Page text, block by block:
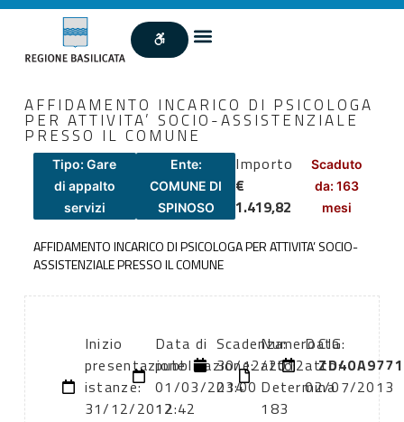
AFFIDAMENTO INCARICO DI PSICOLOGA
PER ATTIVITA’ SOCIO-ASSISTENZIALE
PRESSO IL COMUNE
Tipo: Gare
di appalto
servizi
Ente:
COMUNE DI
SPINOSO
Importo
€
1.419,82
Scaduto
da: 163
mesi
AFFIDAMENTO INCARICO DI PSICOLOGA PER ATTIVITA’ SOCIO-
ASSISTENZIALE PRESSO IL COMUNE
Inizio
presentazione
istanze:
31/12/2012
Data di
pubblicazione:
01/03/2014
12:42
Scadenza:
30/12/2012
23:00
Numero
atto:
Determina
183
Data
atto:
02/07/2013
CIG: